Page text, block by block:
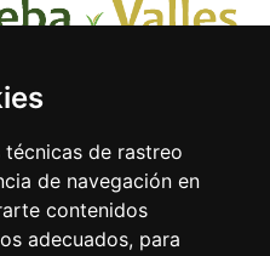
de rastreo
de navegación en
contenidos
adecuados, para
1-1º 09240 Briviesca